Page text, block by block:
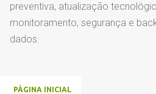
preventiva, atualização
monitoramento, segurança e
dados.
PÁGINA INICIAL